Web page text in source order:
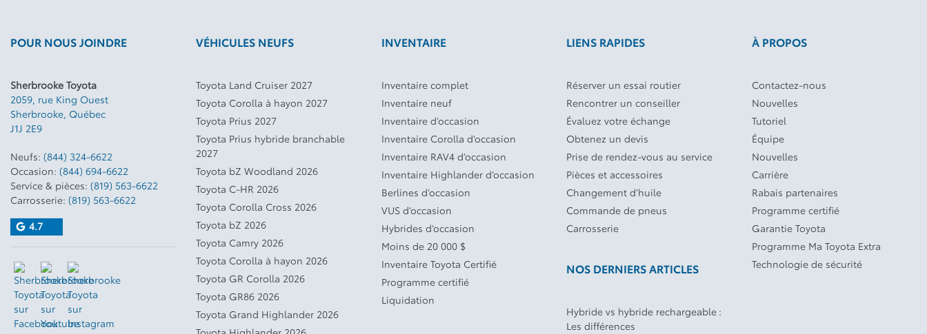
POUR NOUS JOINDRE
Sherbrooke Toyota
2059, rue King Ouest
Sherbrooke, Québec
J1J 2E9
Neufs: (844) 324-6622
Occasion: (844) 694-6622
Service & pièces: (819) 563-6622
Carrosserie: (819) 563-6622
4.7
VÉHICULES NEUFS
Toyota Land Cruiser 2027
Toyota Corolla à hayon 2027
Toyota Prius 2027
Toyota Prius hybride branchable
2027
Toyota bZ Woodland 2026
Toyota C-HR 2026
Toyota Corolla Cross 2026
Toyota bZ 2026
Toyota Camry 2026
Toyota Corolla à hayon 2026
Toyota GR Corolla 2026
Toyota GR86 2026
Toyota Grand Highlander 2026
INVENTAIRE
Inventaire complet
Inventaire neuf
Inventaire d’occasion
Inventaire Corolla d’occasion
Inventaire RAV4 d’occasion
Inventaire Highlander d’occasion
Berlines d’occasion
VUS d’occasion
Hybrides d’occasion
Moins de 20 000 $
Inventaire Toyota Certifié
Programme certifié
Liquidation
LIENS RAPIDES
Réserver un essai routier
Rencontrer un conseiller
Évaluez votre échange
Obtenez un devis
Prise de rendez-vous au service
Pièces et accessoires
Changement d’huile
Commande de pneus
Carrosserie
NOS DERNIERS ARTICLES
Hybride vs hybride rechargeable :
Les différences
À PROPOS
Contactez-nous
Nouvelles
Tutoriel
Équipe
Nouvelles
Carrière
Rabais partenaires
Programme certifié
Garantie Toyota
Programme Ma Toyota Extra
Technologie de sécurité